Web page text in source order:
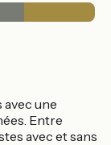
avec une
Entre
avec et sans